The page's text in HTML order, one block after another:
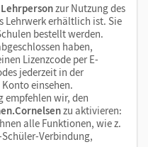
zur Nutzung des
Lehrwerk erhältlich ist. Sie
bestellt werden.
haben,
Lizenzcode per E-
jederzeit in der
einsehen.
empfehlen wir, den
zu aktivieren:
alle Funktionen, wie z.
Verbindung,